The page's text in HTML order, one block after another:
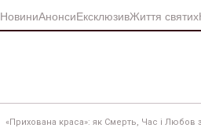
НовиниАнонсиЕксклюзивЖиття святих
«Прихована краса»: як Смерть, Час і Любов